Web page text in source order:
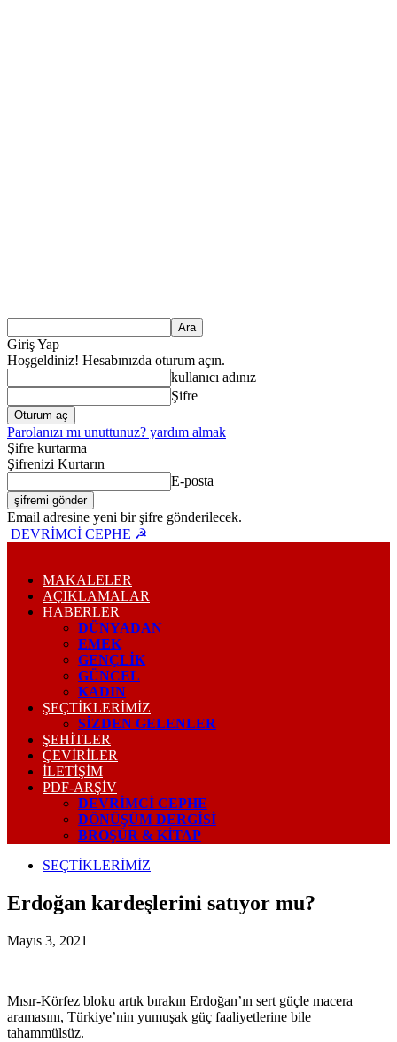
Giriş Yap
Hoşgeldiniz! Hesabınızda oturum açın.
kullanıcı adınız
Şifre
Parolanızı mı unuttunuz? yardım almak
Şifre kurtarma
Şifrenizi Kurtarın
E-posta
Email adresine yeni bir şifre gönderilecek.
DEVRİMCİ CEPHE ☭
MAKALELER
AÇIKLAMALAR
HABERLER
DÜNYADAN
EMEK
GENÇLİK
GÜNCEL
KADIN
ŞEÇTİKLERİMİZ
SİZDEN GELENLER
ŞEHİTLER
ÇEVİRİLER
İLETİŞİM
PDF-ARŞIV
DEVRIMCI CEPHE
DÖNÜŞÜM DERGISI
BROŞÜR & KİTAP
SEÇTİKLERİMİZ
Erdoğan kardeşlerini satıyor mu?
Mayıs 3, 2021
Mısır-Körfez bloku artık bırakın Erdoğan’ın sert güçle macera
aramasını, Türkiye’nin yumuşak güç faaliyetlerine bile
tahammülsüz.